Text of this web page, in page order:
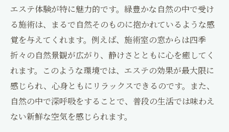
エステ体験が特に魅力的です。緑豊かな自然の中で受け
る施術は、まるで自然そのものに抱かれているような感
覚を与えてくれます。例えば、施術室の窓からは四季
折々の自然景観が広がり、静けさとともに心を癒してく
れます。このような環境では、エステの効果が最大限に
感じられ、心身ともにリラックスできるのです。また、
自然の中で深呼吸をすることで、普段の生活では味わえ
ない新鮮な空気を感じられます。